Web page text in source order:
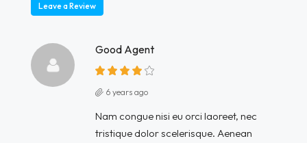
Leave a Review
Good Agent
6 years ago
Nam congue nisi eu orci laoreet, nec
tristique dolor scelerisque. Aenean